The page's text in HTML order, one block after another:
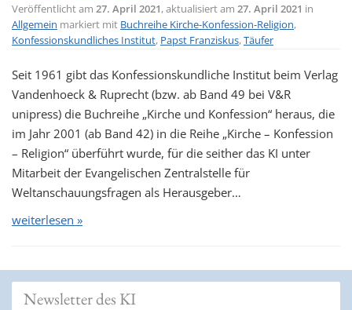
Veröffentlicht am 27. April 2021, aktualisiert am 27. April 2021 in
Allgemein markiert mit Buchreihe Kirche-Konfession-Religion,
Konfessionskundliches Institut, Papst Franziskus,Täufer
Seit 1961 gibt das Konfessionskundliche Institut beim Verlag
Vandenhoeck & Ruprecht (bzw. ab Band 49 bei V&R
unipress) die Buchreihe „Kirche und Konfession“ heraus, die
im Jahr 2001 (ab Band 42) in die Reihe „Kirche – Konfession
– Religion“ überführt wurde, für die seither das KI unter
Mitarbeit der Evangelischen Zentralstelle für
Weltanschauungsfragen als Herausgeber…
weiterlesen »
Newsletter des KI